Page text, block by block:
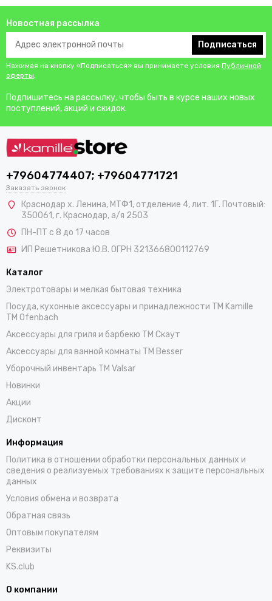
Новостная рассылка
Подписаться
Нажимая на кнопку «Подписаться» вы принимаете условия Публичной
оферты.
Подпишитесь на рассылку, чтобы быть в курсе наших новых
поступлений, акций и скидок.
+79604774407; +79604771721
Заказать звонок
Краснодар х. Ленина, МТФ1, отделение 4, лит. 1Г. Почтовый:
350061, г. Краснодар, а/я 2503
ПН-ПТ с 8 до 17 часов
ИП Решетникова Ю.В. ОГРН 321366800112769
Каталог
Электротовары и мелкая бытовая техника
Посуда, кухонные аксессуары и принадлежности TM Kamille
TM Ofenbach
Аксессуары для гриля и барбекю TM Скаут
Аксессуары для ванной комнаты TM Besser
Уборочный инвентарь TM Valsar
Новинки
Акции
Дисконт
Информация
Политика в отношении обработки персональных данных и
сведения о реализуемых требованиях к защите персональных
данных
Условия обмена и возврата
Обратная связь
Оптовым покупателям
Реквизиты
KS.club
О компании